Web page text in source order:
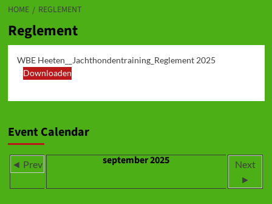
HOME REGLEMENT
Reglement
WBE Heeten__Jachthondentraining_Reglement 2025
Downloaden
Event Calendar
◄ Prev september 2025
Next
►